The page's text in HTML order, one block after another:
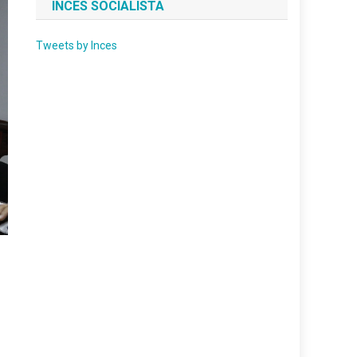
INCES SOCIALISTA
Tweets by Inces